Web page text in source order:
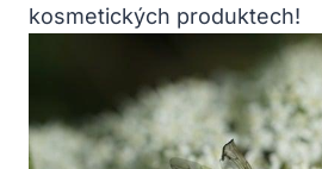
kosmetických produktech!